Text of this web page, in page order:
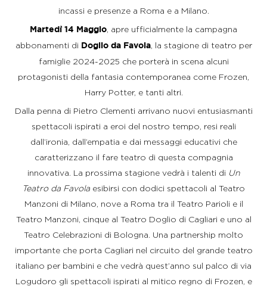
incassi e presenze a Roma e a Milano.
Martedì 14 Maggio
, apre ufficialmente la campagna
abbonamenti di
Doglio da Favola, la stagione di teatro per
famiglie 2024-2025 che porterà in scena alcuni
protagonisti della fantasia contemporanea come Frozen,
Harry Potter, e tanti altri.
Dalla penna di Pietro Clementi arrivano nuovi entusiasmanti
spettacoli ispirati a eroi del nostro tempo, resi reali
dall’ironia, dall’empatia e dai messaggi educativi che
caratterizzano il fare teatro di questa compagnia
innovativa. La prossima stagione vedrà i talenti di Un
Teatro da Favola esibirsi con dodici spettacoli al Teatro
Manzoni di Milano, nove a Roma tra il Teatro Parioli e il
Teatro Manzoni, cinque al Teatro Doglio di Cagliari e uno al
Teatro Celebrazioni di Bologna. Una partnership molto
importante che porta Cagliari nel circuito del grande teatro
italiano per bambini e che vedrà quest’anno sul palco di via
Logudoro gli spettacoli ispirati al mitico regno di Frozen, e